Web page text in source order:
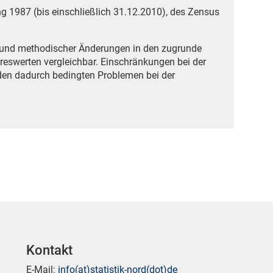
1987 (bis einschließlich 31.12.2010), des Zensus
methodischer Änderungen in den zugrunde
vergleichbar. Einschränkungen bei der
dadurch bedingten Problemen bei der
Kontakt
E-Mail: info(at)statistik-nord(dot)de